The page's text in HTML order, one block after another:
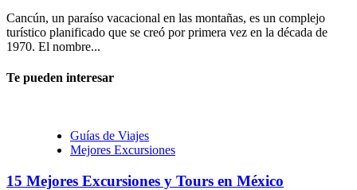
Cancún, un paraíso vacacional en las montañas, es un complejo
turístico planificado que se creó por primera vez en la década de
1970. El nombre...
Te pueden interesar
Guías de Viajes
Mejores Excursiones
15 Mejores Excursiones y Tours en México